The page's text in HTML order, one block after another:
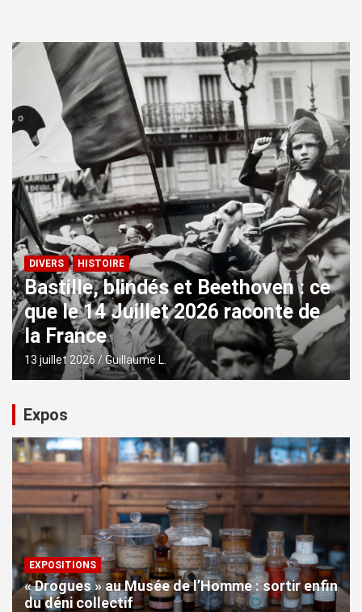
DIVERS HISTOIRE
Bastille, blindés et Beethoven : ce
que le 14 Juillet 2026 raconte de
la France
13 juillet 2026 Guillaume L.
Expos
EXPOSITIONS
« Drogues » au Musée de l’Homme : sortir enfin
du déni collectif